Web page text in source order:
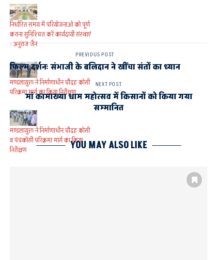
निर्धारित समय में परियोजनाओ को पूर्ण
कराना सुनिश्चित करें कार्यदायी संस्थाएं
: अनुराज जैन
मण्डलायुक्त ने निर्माणाधीन चौदह कोसी
परिक्रमा मार्ग का किया निरीक्षण
मण्डलायुक्त ने निर्माणाधीन चौदह कोसी
व पंचकोसी परिक्रमा मार्ग का किया
निरीक्षण
PREVIOUS POST
फिल्म दर्शनः संभाजी के बलिदान ने खींचा संतों का ध्यान
NEXT POST
मां कामाख्या धाम महोत्सव में किसानों को किया गया
सम्मानित
YOU MAY ALSO LIKE